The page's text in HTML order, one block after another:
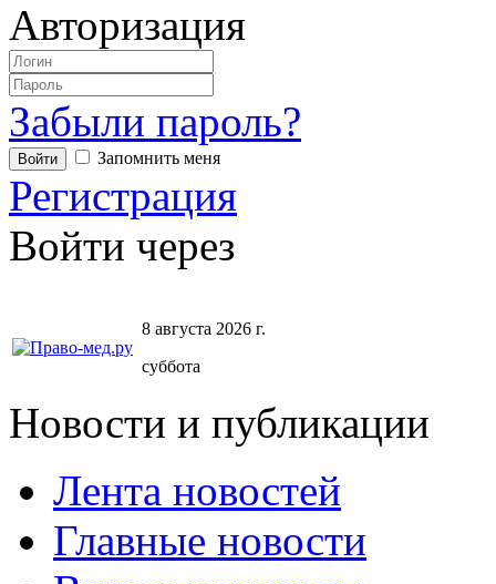
Авторизация
Забыли пароль?
Запомнить меня
Регистрация
Войти через
8 августа 2026 г.
суббота
Новости и публикации
Лента новостей
Главные новости